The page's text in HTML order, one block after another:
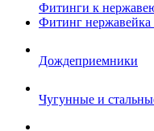
Фитинги к
Фитинг
Дождеприемники
Чугунные и